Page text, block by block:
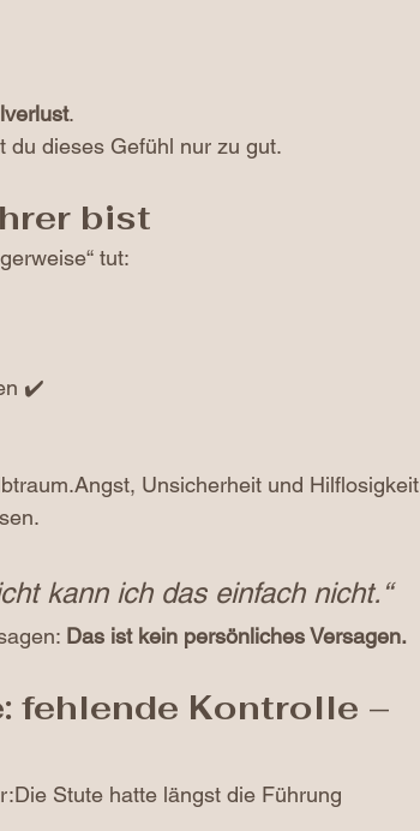
.
du dieses Gefühl nur zu gut.
bist
tut:
✔️
Unsicherheit und Hilflosigkeit
kann ich das einfach nicht.“
Das ist kein persönliches Versagen.
fehlende Kontrolle –
Stute hatte längst die Führung